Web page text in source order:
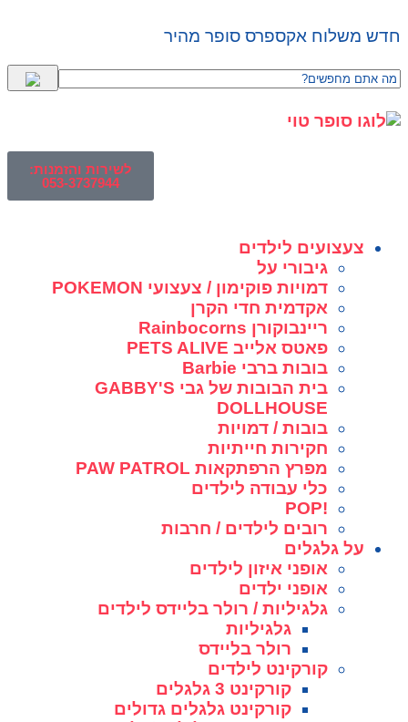
חדש משלוח אקספרס סופר מהיר
לשירות והזמנות:
053-3737944
צעצועים לילדים
גיבורי על
דמויות פוקימון / צעצועי POKEMON
אקדמית חדי הקרן
ריינבוקורן Rainbocorns
פאטס אלייב PETS ALIVE
בובות ברבי Barbie
בית הבובות של גבי GABBY'S
DOLLHOUSE
בובות / דמויות
חקירות חייתיות
מפרץ הרפתקאות PAW PATROL
כלי עבודה לילדים
!POP
רובים לילדים / חרבות
על גלגלים
אופני איזון לילדים
אופני ילדים
גלגיליות / רולר בליידס לילדים
גלגיליות
רולר בליידס
קורקינט לילדים
קורקינט 3 גלגלים
קורקינט גלגלים גדולים